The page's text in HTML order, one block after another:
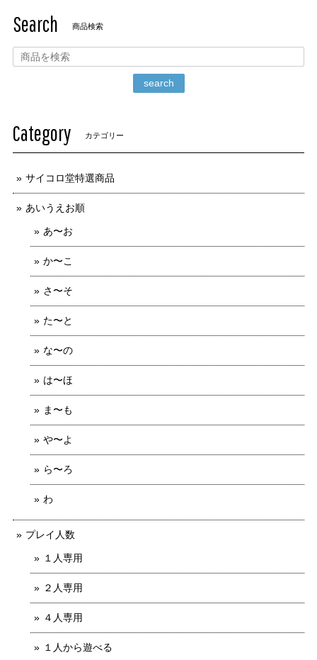
Search 商品検索
search
Category カテゴリー
サイコロ堂特選商品
あいうえお順
あ〜お
か〜こ
さ〜そ
た〜と
な〜の
は〜ほ
ま〜も
や〜よ
ら〜ろ
わ
プレイ人数
１人専用
２人専用
４人専用
１人から遊べる